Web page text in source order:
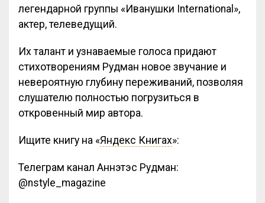
легендарной группы «Иванушки International»,
актер, телеведущий.
Их талант и узнаваемые голоса придают
стихотворениям Рудман новое звучание и
невероятную глубину переживаний, позволяя
слушателю полностью погрузиться в
откровенный мир автора.
Ищите книгу на «Яндекc Книгах»:
Телеграм канал Аннэтэс Рудман:
@nstyle_magazine